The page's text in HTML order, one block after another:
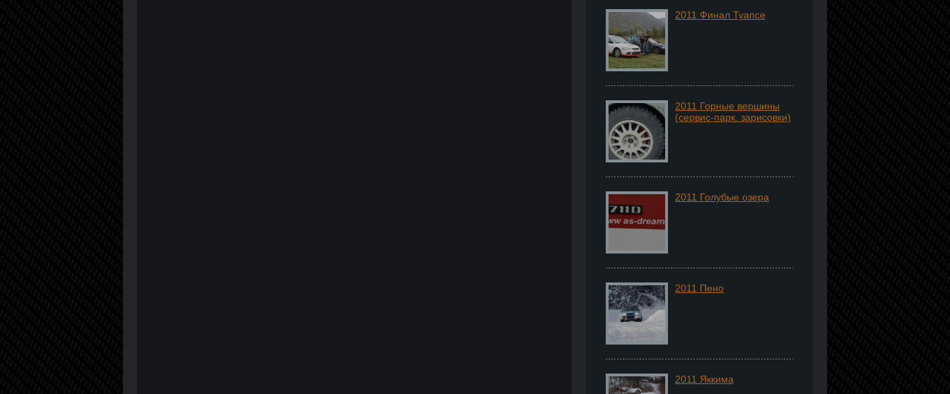
2011 Финал Туапсе
2011 Горные вершины
(сервис-парк. зарисовки)
2011 Голубые озера
2011 Пено
2011 Яккима